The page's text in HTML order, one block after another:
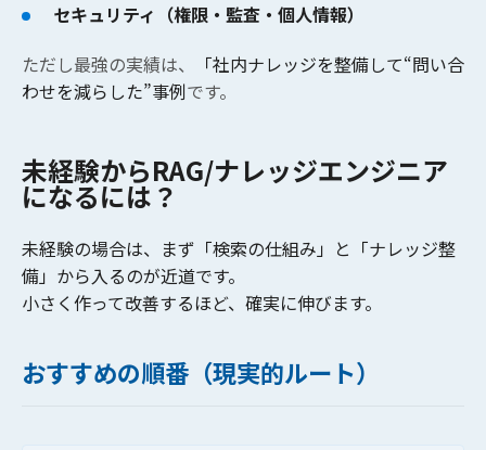
セキュリティ（権限・監査・個人情報）
ただし最強の実績は、
「社内ナレッジを整備して“問い合
わせを減らした”事例です。
未経験からRAG/ナレッジエンジニア
になるには？
未経験の場合は、まず 「検索の仕組み」 と 「ナレッジ整
備」 から入るのが近道です。
小さく作って改善するほど、確実に伸びます。
おすすめの順番（現実的ルート）